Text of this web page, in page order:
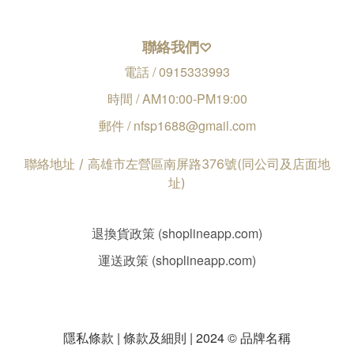
聯絡我們♡
電話 / 0915333993
時間 / AM10:00-PM19:00
郵件 / nfsp1688@gmail.com
聯絡地址 / 高雄市左營區南屏路376號(同公司及店面地
址)
退換貨政策 (shoplineapp.com)
運送政策 (shoplineapp.com)
隱私條款 | 條款及細則 | 2024 © 品牌名稱